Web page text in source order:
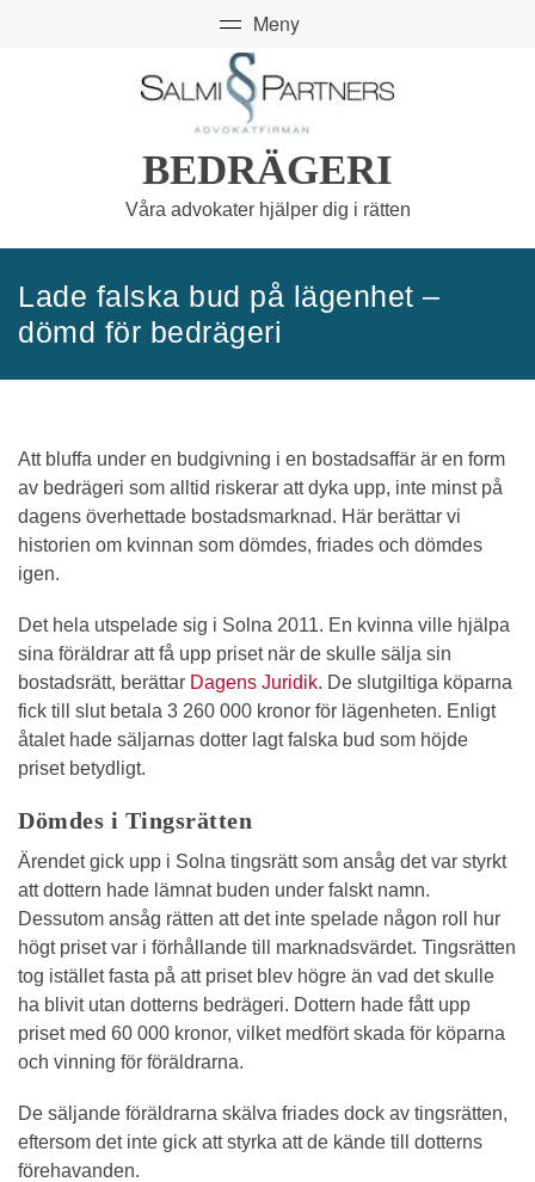
BEDRÄGERI
Våra advokater hjälper dig i rätten
Lade falska bud på lägenhet –
dömd för bedrägeri
Att bluffa under en budgivning i en bostadsaffär är en form
av bedrägeri som alltid riskerar att dyka upp, inte minst på
dagens överhettade bostadsmarknad. Här berättar vi
historien om kvinnan som dömdes, friades och dömdes
igen.
Det hela utspelade sig i Solna 2011. En kvinna ville hjälpa
sina föräldrar att få upp priset när de skulle sälja sin
bostadsrätt, berättar Dagens Juridik. De slutgiltiga köparna
fick till slut betala 3 260 000 kronor för lägenheten. Enligt
åtalet hade säljarnas dotter lagt falska bud som höjde
priset betydligt.
Dömdes i Tingsrätten
Ärendet gick upp i Solna tingsrätt som ansåg det var styrkt
att dottern hade lämnat buden under falskt namn.
Dessutom ansåg rätten att det inte spelade någon roll hur
högt priset var i förhållande till marknadsvärdet. Tingsrätten
tog istället fasta på att priset blev högre än vad det skulle
ha blivit utan dotterns bedrägeri. Dottern hade fått upp
priset med 60 000 kronor, vilket medfört skada för köparna
och vinning för föräldrarna.
De säljande föräldrarna skälva friades dock av tingsrätten,
eftersom det inte gick att styrka att de kände till dotterns
förehavanden.